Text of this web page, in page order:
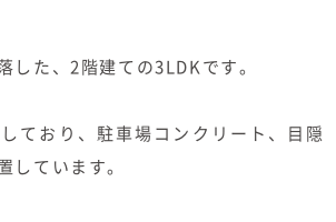
した、2階建ての3LDKです。
ており、駐車場コンクリート、目隠
しています。